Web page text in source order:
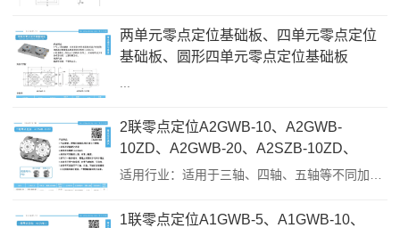
两单元零点定位基础板、四单元零点定位
基础板、圆形四单元零点定位基础板
2联零点定位A2GWB-10、A2GWB-
10ZD、A2GWB-20、A2SZB-10ZD、
A2SZB-20、
适用行业：适用于三轴、四轴、五轴等不同加工场所产品特点：1、气压，机械锁紧 2、重复定位精度<0.05mm 3...
1联零点定位A1GWB-5、A1GWB-10、